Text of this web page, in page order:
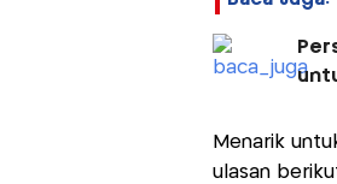
Menarik
ulasan